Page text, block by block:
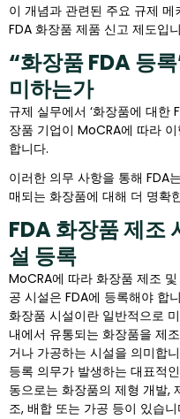
이 개념과 관련된 주요 규제
FDA 화장품 제품 신고 제도입
“화장품 FDA 등
미하는가
규제 실무에서 ‘화장품에 대한
장품 기업이 MoCRA에 따라
합니다.
이러한 의무 사항을 통해 FDA
매되는 화장품에 대해 더 명확
FDA 화장품 제조
설 등록
MoCRA에 따라 화장품 제조
공 시설은 FDA에 등록해야 합
화장품 시설이란 일반적으로
내에서 유통되는 화장품을 제
거나 가공하는 시설을 의미합
등록 의무가 발생하는 대표적
동으로는 화장품의 제형 개발,
조, 배합 또는 가공 등이 있습니